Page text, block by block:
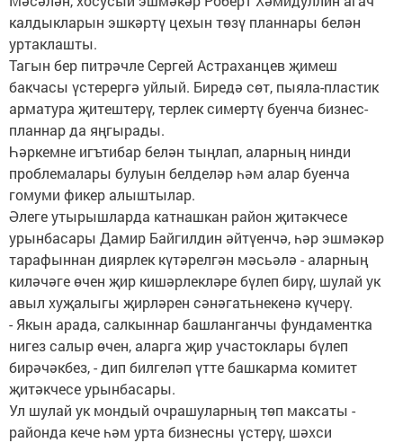
калдыкларын эшкәртү цехын төзү планнары белән
уртаклашты.
Тагын бер питрәчле Сергей Астраханцев җимеш
бакчасы үстерергә уйлый. Биредә сөт, пыяла-пластик
арматура җитештерү, терлек симертү буенча бизнес-
планнар да яңгырады.
Һәркемне игътибар белән тыңлап, аларның нинди
проблемалары булуын белделәр һәм алар буенча
гомуми фикер алыштылар.
Әлеге утырышларда катнашкан район җитәкчесе
урынбасары Дамир Байгилдин әйтүенчә, һәр эшмәкәр
тарафыннан диярлек күтәрелгән мәсьәлә - аларның
киләчәге өчен җир кишәрлекләре бүлеп бирү, шулай ук
авыл хуҗалыгы җирләрен сәнәгатьнекенә күчерү.
- Якын арада, салкыннар башланганчы фундаментка
нигез салыр өчен, аларга җир участоклары бүлеп
бирәчәкбез, - дип билгеләп үтте башкарма комитет
җитәкчесе урынбасары.
Ул шулай ук мондый очрашуларның төп максаты -
районда кече һәм урта бизнесны үстерү, шәхси